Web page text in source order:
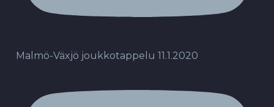
Malmö-Växjö joukkotappelu 11.1.2020